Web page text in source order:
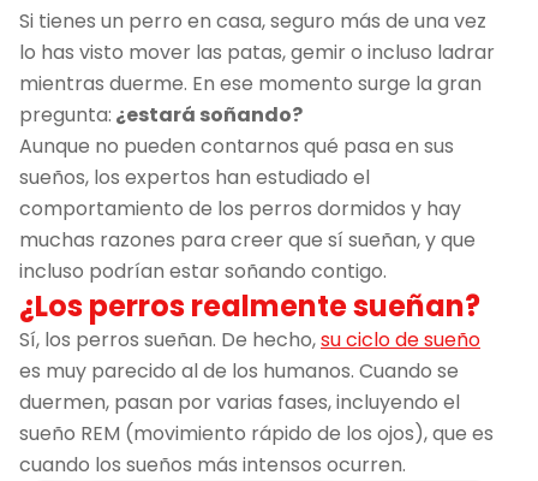
Si tienes un perro en casa, seguro más de una vez
lo has visto mover las patas, gemir o incluso ladrar
mientras duerme. En ese momento surge la gran
pregunta: ¿estará soñando?
Aunque no pueden contarnos qué pasa en sus
sueños, los expertos han estudiado el
comportamiento de los perros dormidos y hay
muchas razones para creer que sí sueñan, y que
incluso podrían estar soñando contigo.
¿Los perros realmente sueñan?
Sí, los perros sueñan. De hecho,su ciclo de sueño
es muy parecido al de los humanos. Cuando se
duermen, pasan por varias fases, incluyendo el
sueño REM (movimiento rápido de los ojos), que es
cuando los sueños más intensos ocurren.